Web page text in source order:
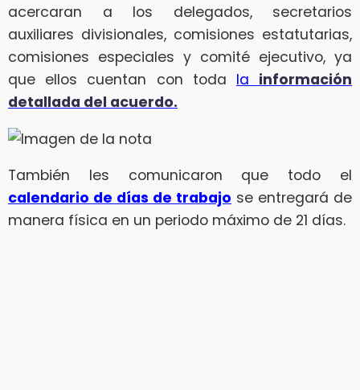
acercaran a los delegados, secretarios
auxiliares divisionales, comisiones estatutarias,
comisiones especiales y comité ejecutivo, ya
que ellos cuentan con toda la información
detallada del acuerdo.
También les comunicaron que todo el
calendario de días de trabajo se entregará de
manera física en un periodo máximo de 21 días.